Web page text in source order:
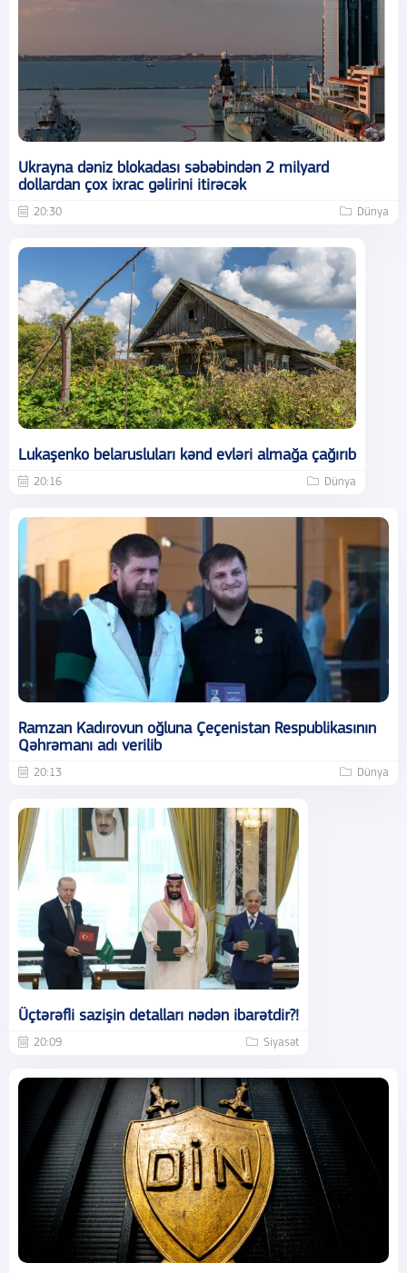
Ukrayna dəniz blokadası səbəbindən 2 milyard
dollardan çox ixrac gəlirini itirəcək
20:30 Dünya
Lukaşenko belarusluları kənd evləri almağa çağırıb
20:16 Dünya
Ramzan Kadırovun oğluna Çeçenistan Respublikasının
Qəhrəmanı adı verilib
20:13 Dünya
Üçtərəfli sazişin detalları nədən ibarətdir?!
20:09 Siyasət